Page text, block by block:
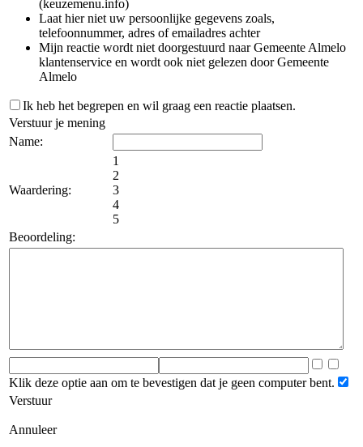
(keuzemenu.info)
Laat hier niet uw persoonlijke gegevens zoals,
telefoonnummer, adres of emailadres achter
Mijn reactie wordt niet doorgestuurd naar Gemeente Almelo
klantenservice en wordt ook niet gelezen door Gemeente
Almelo
Ik heb het begrepen en wil graag een reactie plaatsen.
Verstuur je mening
Name:
Waardering:
1
2
3
4
5
Beoordeling:
Klik deze optie aan om te bevestigen dat je geen computer bent.
Verstuur
Annuleer